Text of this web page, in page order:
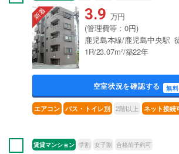
3.9 万円
(管理費等：0円)
鹿児島本線/鹿児島中央駅
1R/23.07m²/築22年
空室状況を確認する 無料
エアコン バス・トイレ別 2階以上 ネット接続
賃貸マンション 学割 女子割 合格前予約可